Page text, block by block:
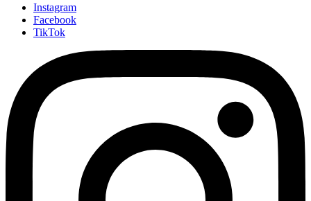
Instagram
Facebook
TikTok